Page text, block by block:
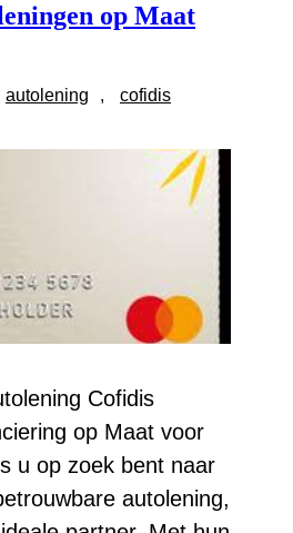
op Maat
autolening , cofidis
Cofidis
op Maat voor
u op zoek bent naar
autolening,